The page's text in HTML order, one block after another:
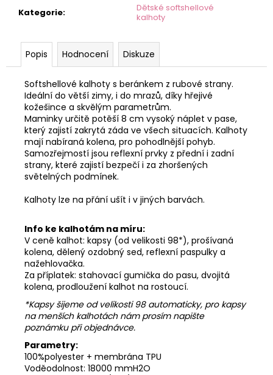
Kategorie:
Dětské softshellové
kalhoty
Popis Hodnocení Diskuze
Softshellové kalhoty s beránkem z rubové strany.
Ideální do větší zimy, i do mrazů, díky hřejivé
kožešince a skvělým parametrům.
Maminky určitě potěší 8 cm vysoký náplet v pase,
který zajistí zakrytá záda ve všech situacích. Kalhoty
mají nabíraná kolena, pro pohodlnější pohyb.
Samozřejmostí jsou reflexní prvky z přední i zadní
strany, které zajistí bezpečí i za zhoršených
světelných podmínek.
Kalhoty lze na přání ušít i v jiných barvách.
Info ke kalhotám na míru:
V ceně kalhot: kapsy (od velikosti 98*), prošívaná
kolena, dělený ozdobný sed, reflexní paspulky a
nažehlovačka.
Za příplatek: stahovací gumička do pasu, dvojitá
kolena, prodloužení kalhot na rostoucí.
*Kapsy šijeme od velikosti 98 automaticky, pro kapsy
na menších kalhotách nám prosím napište
poznámku při objednávce.
Parametry:
100%polyester + membrána TPU
Voděodolnost: 18000 mmH2O
e